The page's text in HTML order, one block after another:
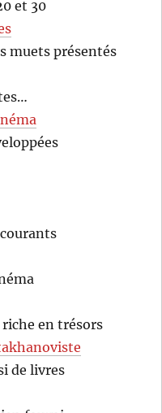
et 30
muets présentés
en trésors
de livres